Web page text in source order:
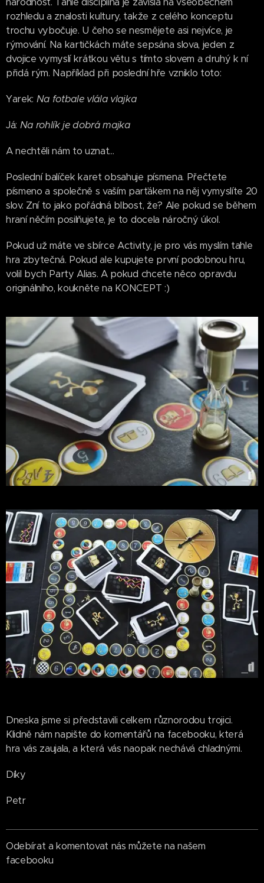
rozhledu a znalosti kultury, takže z celého konceptu
trochu vybočuje. U čeho se nesmějete asi nejvíce, je
rýmování. Na kartičkách máte sepsána slova, jeden z
dvojice vymyslí krátkou větu s tímto slovem a druhý k ní
přidá rým. Například při poslední hře vzniklo toto:
Yarek: Na fotbale vlála vlajka
Já: Na rohlík je dobrá majka
A nechtěli nám to uznat...
Poslední balíček karet obsahuje písmena. Přečtete
písmeno a společně s vaším parťákem na něj vymyslíte 20
slov. Zní to jako pořádná blbost, že? Ale pokud se během
hraní něčím posilňujete, je to docela náročný úkol.
Pokud už máte ve sbírce Activity, je pro vás myslím tahle
hra zbytečná. Pokud ale kupujete první podobnou hru,
volil bych Party Alias. A pokud chcete něco opravdu
originálního, koukněte na KONCEPT :)
Dneska jsme si představili celkem různorodou trojici.
Klidně nám napište do komentářů na facebooku, která
hra vás zaujala, a která vás naopak nechává chladnými.
Díky
Petr
Odebírat a komentovat nás můžete na našem
facebooku